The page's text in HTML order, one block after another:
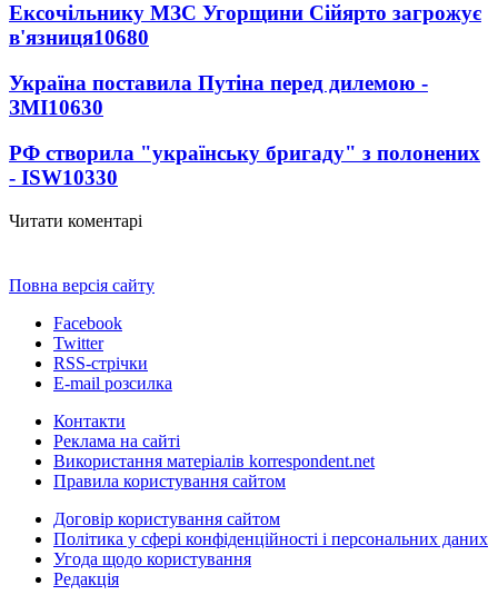
Ексочільнику МЗС Угорщини Сійярто загрожує
в'язниця10680
Україна поставила Путіна перед дилемою -
ЗМІ10630
РФ створила "українську бригаду" з полонених
- ISW10330
Читати коментарі
Повна версія сайту
Facebook
Twitter
RSS-стрічки
E-mail розсилка
Контакти
Реклама на сайті
Використання матеріалів korrespondent.net
Правила користування сайтом
Договір користування сайтом
Політика у сфері конфіденційності і персональних даних
Угода щодо користування
Редакція